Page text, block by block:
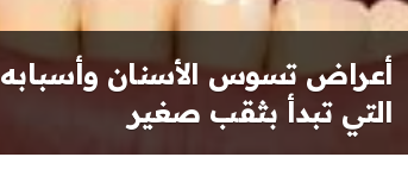
أعراض تسوس الأسنان وأسبابه
التي تبدأ بثقب صغير